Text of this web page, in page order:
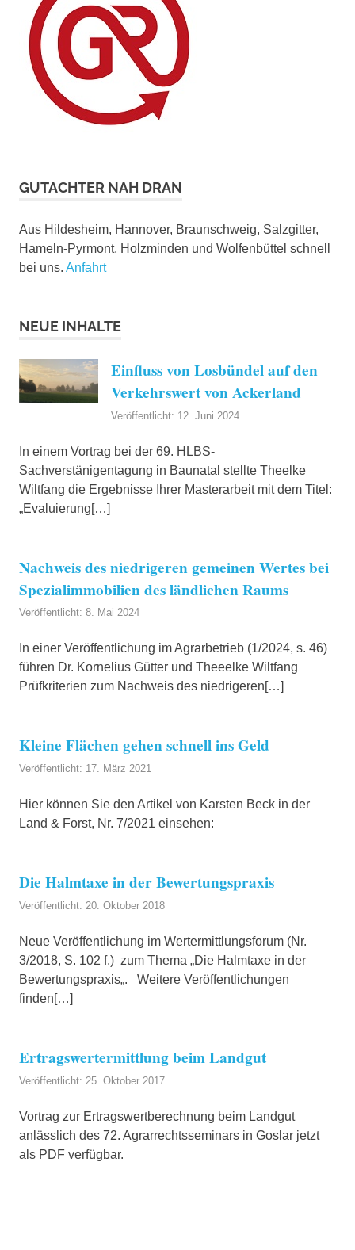
GUTACHTER NAH DRAN
Aus Hildesheim, Hannover, Braunschweig, Salzgitter,
Hameln-Pyrmont, Holzminden und Wolfenbüttel schnell
bei uns. Anfahrt
NEUE INHALTE
Einfluss von Losbündel auf den
Verkehrswert von Ackerland
Veröffentlicht: 12. Juni 2024
In einem Vortrag bei der 69. HLBS-
Sachverstänigentagung in Baunatal stellte Theelke
Wiltfang die Ergebnisse Ihrer Masterarbeit mit dem Titel:
„Evaluierung[…]
Nachweis des niedrigeren gemeinen Wertes bei
Spezialimmobilien des ländlichen Raums
Veröffentlicht: 8. Mai 2024
In einer Veröffentlichung im Agrarbetrieb (1/2024, s. 46)
führen Dr. Kornelius Gütter und Theeelke Wiltfang
Prüfkriterien zum Nachweis des niedrigeren[…]
Kleine Flächen gehen schnell ins Geld
Veröffentlicht: 17. März 2021
Hier können Sie den Artikel von Karsten Beck in der
Land & Forst, Nr. 7/2021 einsehen:
Die Halmtaxe in der Bewertungspraxis
Veröffentlicht: 20. Oktober 2018
Neue Veröffentlichung im Wertermittlungsforum (Nr.
3/2018, S. 102 f.) zum Thema „Die Halmtaxe in der
Bewertungspraxis„. Weitere Veröffentlichungen
finden[…]
Ertragswertermittlung beim Landgut
Veröffentlicht: 25. Oktober 2017
Vortrag zur Ertragswertberechnung beim Landgut
anlässlich des 72. Agrarrechtsseminars in Goslar jetzt
als PDF verfügbar.